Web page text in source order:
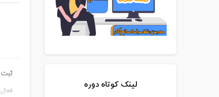
ثبت
لینک کوتاه دوره